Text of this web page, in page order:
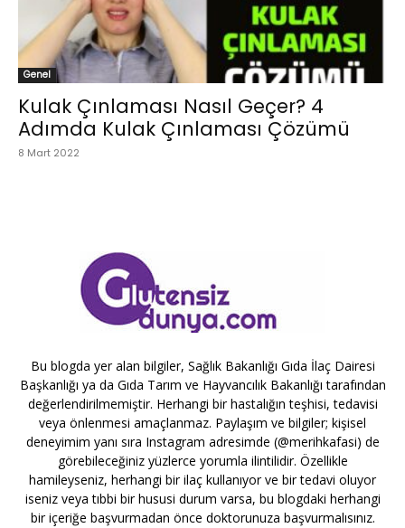
Genel
Kulak Çınlaması Nasıl Geçer? 4
Adımda Kulak Çınlaması Çözümü
8 Mart 2022
Bu blogda yer alan bilgiler, Sağlık Bakanlığı Gıda İlaç Dairesi
Başkanlığı ya da Gıda Tarım ve Hayvancılık Bakanlığı tarafından
değerlendirilmemiştir. Herhangi bir hastalığın teşhisi, tedavisi
veya önlenmesi amaçlanmaz. Paylaşım ve bilgiler; kişisel
deneyimim yanı sıra Instagram adresimde (@merihkafasi) de
görebileceğiniz yüzlerce yorumla ilintilidir. Özellikle
hamileyseniz, herhangi bir ilaç kullanıyor ve bir tedavi oluyor
iseniz veya tıbbi bir hususi durum varsa, bu blogdaki herhangi
bir içeriğe başvurmadan önce doktorunuza başvurmalısınız.